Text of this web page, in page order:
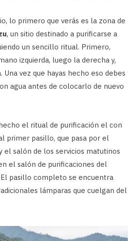
lo primero que verás es la zona de
, un sitio destinado a purificarse a
un sencillo ritual. Primero,
izquierda, luego la derecha y,
vez que hayas hecho eso debes
agua antes de colocarlo de nuevo
el ritual de purificación el con
primer pasillo, que pasa por el
el salón de los servicios matutinos
el salón de purificaciones del
pasillo completo se encuentra
lámparas que cuelgan del